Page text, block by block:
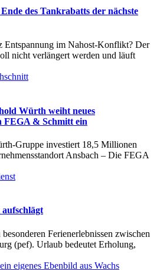
des Tankrabatts der nächste
Entspannung im Nahost-Konflikt? Der
nicht verlängert werden und läuft
Würth weiht neues
FEGA & Schmitt ein
Gruppe investiert 18,5 Millionen
Ansbach – Die FEGA
Ferienerlebnissen zwischen
(pef). Urlaub bedeutet Erholung,